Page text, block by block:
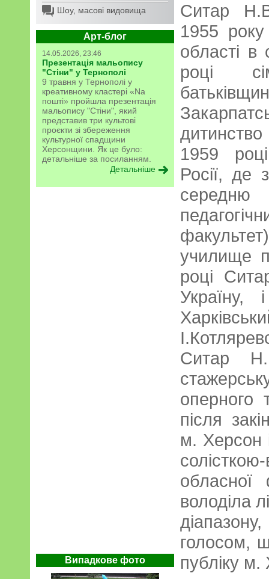
Шоу, масові видовища
Арт-блог
14.05.2026, 23:46
Презентація мальопису
"Стіни" у Тернополі
9 травня у Тернополі у
креативному кластері «Na
пошті» пройшла презентація
мальопису "Стіни", який
представив три культові
проєкти зі збереження
культурної спадщини
Херсонщини. Як це було:
детальніше за посиланням.
Детальніше
Випадкове фото
Ситар
1955
області в
році
1959
Росії, де
середню
училище
році
Україну,
Ситар
оперного
після
м. Херсон
обласної
володіла
голосом,
публіку